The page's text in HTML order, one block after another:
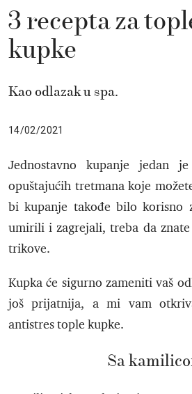
3 recepta za
kupke
Kao odlazak u spa.
14/02/2021
Jednostavno kupanje jedan
opuštajućih tretmana koje
bi kupanje takođe bilo korisno
umirili i zagrejali, treba da
trikove.
Kupka će sigurno zameniti vaš
još prijatnija, a mi vam
antistres tople kupke.
Sa